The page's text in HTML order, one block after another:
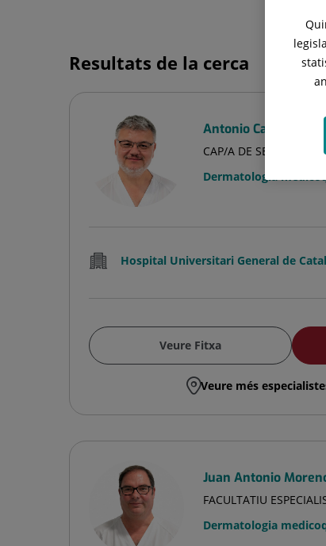
Resultats de la cerca
Antonio Campoy
CAP/A DE SERVEI
Dermatologia
Hospital Universitari General de
Veure Fitxa
Veure més
Juan Antonio
FACULTATIU
Dermatologia